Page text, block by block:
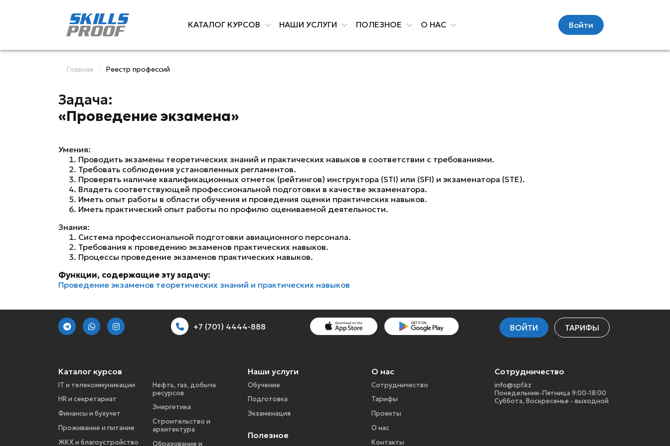
КАТАЛОГ КУРСОВ НАШИ УСЛУГИ ПОЛЕЗНОЕ О НАС Войти
Главная Реестр профессий
Задача:
«Проведение экзамена»
Умения:
Проводить экзамены теоретических знаний и практических навыков в соответствии с требованиями.
Требовать соблюдения установленных регламентов.
Проверять наличие квалификационных отметок (рейтингов) инструктора (STI) или (SFI) и экзаменатора (STE).
Владеть соответствующей профессиональной подготовки в качестве экзаменатора.
Иметь опыт работы в области обучения и проведения оценки практических навыков.
Иметь практический опыт работы по профилю оцениваемой деятельности.
Знания:
Система профессиональной подготовки авиационного персонала.
Требования к проведению экзаменов практических навыков.
Процессы проведение экзаменов практических навыков.
Функции, содержащие эту задачу:
Проведение экзаменов теоретических знаний и практических навыков
+7 (701) 4444-888 ВОЙТИ ТАРИФЫ
Каталог курсов
IT и телекоммуникации
HR и секретариат
Финансы и бухучет
Проживание и питание
ЖКХ и благоустройство
Нефть, газ, добыча
ресурсов
Энергетика
Строительство и
архитектура
Образование и
Наши услуги
Обучение
Подготовка
Экзаменация
Полезное
О нас
Сотрудничество
Тарифы
Проекты
О нас
Контакты
Сотрудничество
info@spf.kz
Понедельник-Пятница 9:00-18:00
Суббота, Воскресенье - выходной